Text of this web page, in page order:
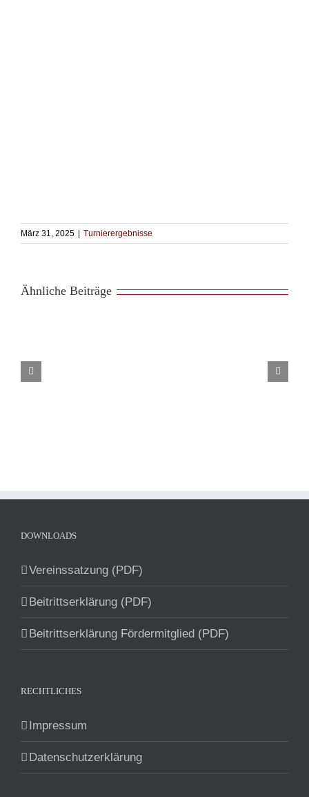
März 31, 2025 Turnierergebnisse
Ähnliche Beiträge
DOWNLOADS
Vereinssatzung (PDF)
Beitrittserklärung (PDF)
Beitrittserklärung Fördermitglied (PDF)
RECHTLICHES
Impressum
Datenschutzerklärung